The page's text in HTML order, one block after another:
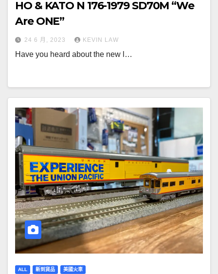
HO & KATO N 176-1979 SD70M “We
Are ONE”
24 6 月, 2023 KEVIN LAW
Have you heard about the new l…
ALL 新到貨品 美國火車